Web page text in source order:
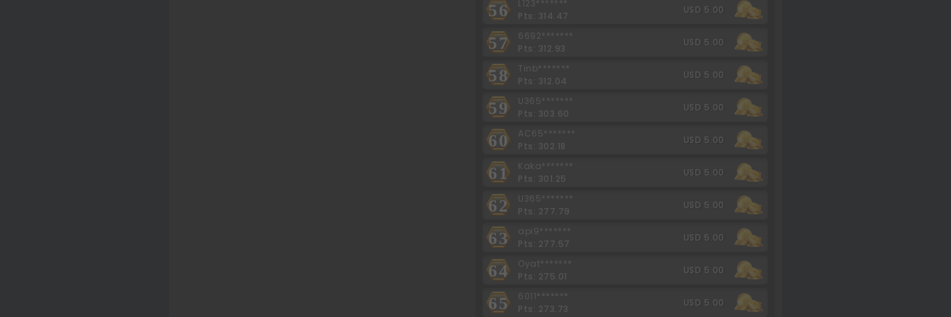
56
L123*******
Pts: 314.47
USD 5.00
57
6692*******
Pts: 312.93
USD 5.00
58
Tinb*******
Pts: 312.04
USD 5.00
59
U365*******
Pts: 303.60
USD 5.00
60
AC65*******
Pts: 302.18
USD 5.00
61
Kaka*******
Pts: 301.25
USD 5.00
62
U365*******
Pts: 277.79
USD 5.00
63
api9*******
Pts: 277.57
USD 5.00
64
Oyat*******
Pts: 275.01
USD 5.00
65
6011*******
Pts: 273.73
USD 5.00